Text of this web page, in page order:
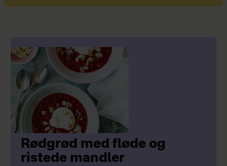
Rødgrød med fløde og
ristede mandler